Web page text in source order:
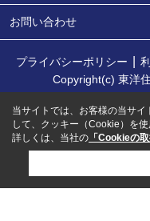
お問い合わせ
プライバシーポリシー
Copyright(c) 東洋
当サイトでは、お客様の当サ
して、クッキー（Cookie）を使
詳しくは、当社の 「Cookieの